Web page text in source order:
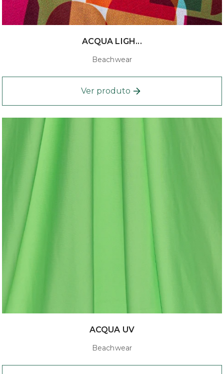
ACQUA LIGH...
Beachwear
Ver produto
ACQUA UV
Beachwear